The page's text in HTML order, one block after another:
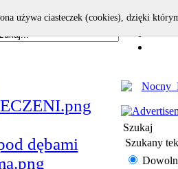
Szukaj
Szukany
używa ciasteczek (cookies), dzięki